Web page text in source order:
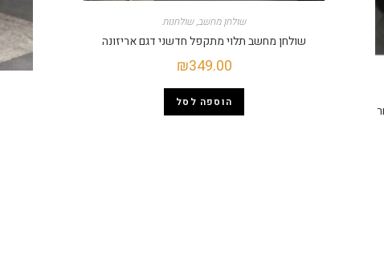
שולחן מחשב,שולחנות
שולחן מחשב תלוי מתקפל חדשני דגם אריזונה
₪349.00
הוספה לסל